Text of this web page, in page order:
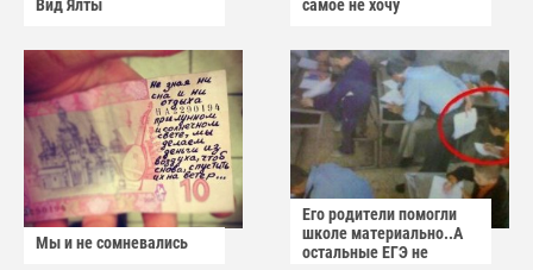
Вид Ялты
самое не хочу
Мы и не сомневались
Его родители помогли
школе материально..А
остальные ЕГЭ не